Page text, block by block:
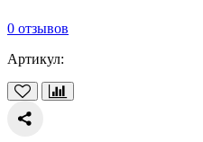
0 отзывов
Артикул: